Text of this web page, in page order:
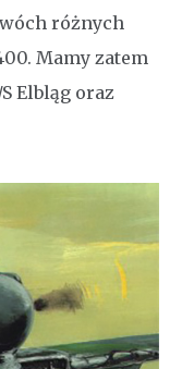
różnych
Mamy zatem
Elbląg oraz